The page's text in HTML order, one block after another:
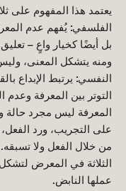
يعتمد هذا المفهوم على
الفلسفي: يُفهم عدم
بل أيضًا كخيار واعٍ –
ومنه يتشكل المعنى،
النفسي: يرتبط الإبداع
التوتر بين المعرفة
المعرفة ليس مجرد
على التجريب، ورد
من خلال الفعل ولا
الثلاثة في المعرض
عملها النابض.